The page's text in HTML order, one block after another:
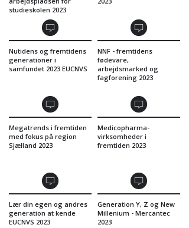
studieskolen 2023
Nutidens og fremtidens
generationer i
samfundet 2023 EUCNVS
NNF - fremtidens
fødevare,
arbejdsmarked og
fagforening 2023
Megatrends i fremtiden
med fokus på region
Sjælland 2023
Medicopharma-
virksomheder i
fremtiden 2023
Lær din egen og andres
generation at kende
EUCNVS 2023
Generation Y, Z og New
Millenium - Mercantec
2023